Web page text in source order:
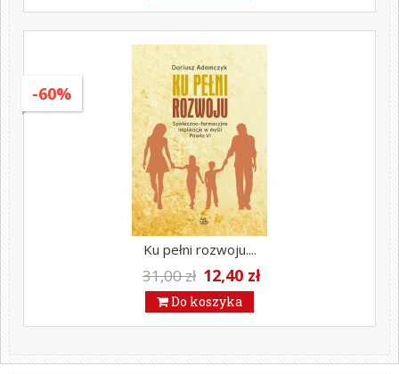
Ku pełni rozwoju....
31,00 zł
-60%
12,40 zł
Do koszyka